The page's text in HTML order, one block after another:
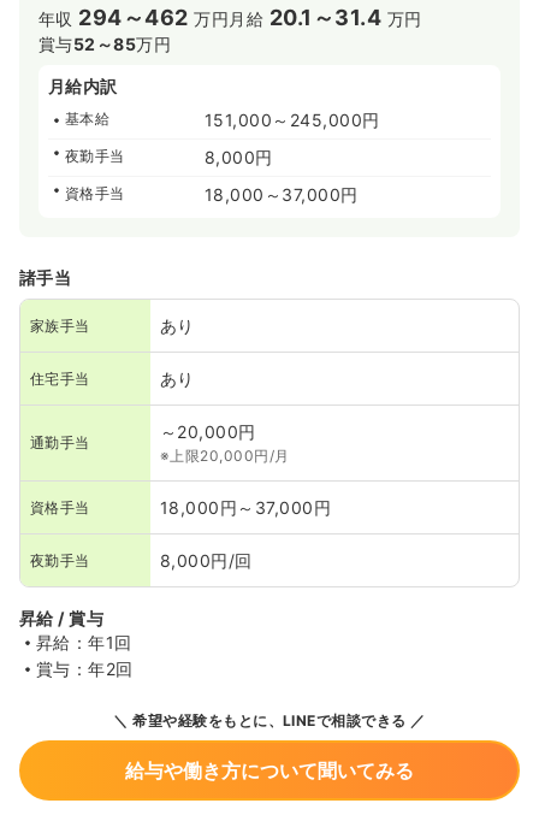
年収 294～462 万円 月給 20.1～31.4 万円
賞与52～85万円
月給内訳
基本給 151,000～245,000円
夜勤手当 8,000円
資格手当 18,000～37,000円
諸手当
家族手当 あり
住宅手当 あり
通勤手当
～20,000円
※上限20,000円/月
資格手当 18,000円～37,000円
夜勤手当 8,000円/回
昇給 / 賞与
昇給：年1回
賞与：年2回
希望や経験をもとに、LINEで相談できる
給与や働き方について聞いてみる